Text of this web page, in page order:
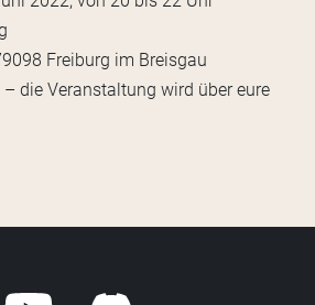
Freiburg im Breisgau
die Veranstaltung wird über eure